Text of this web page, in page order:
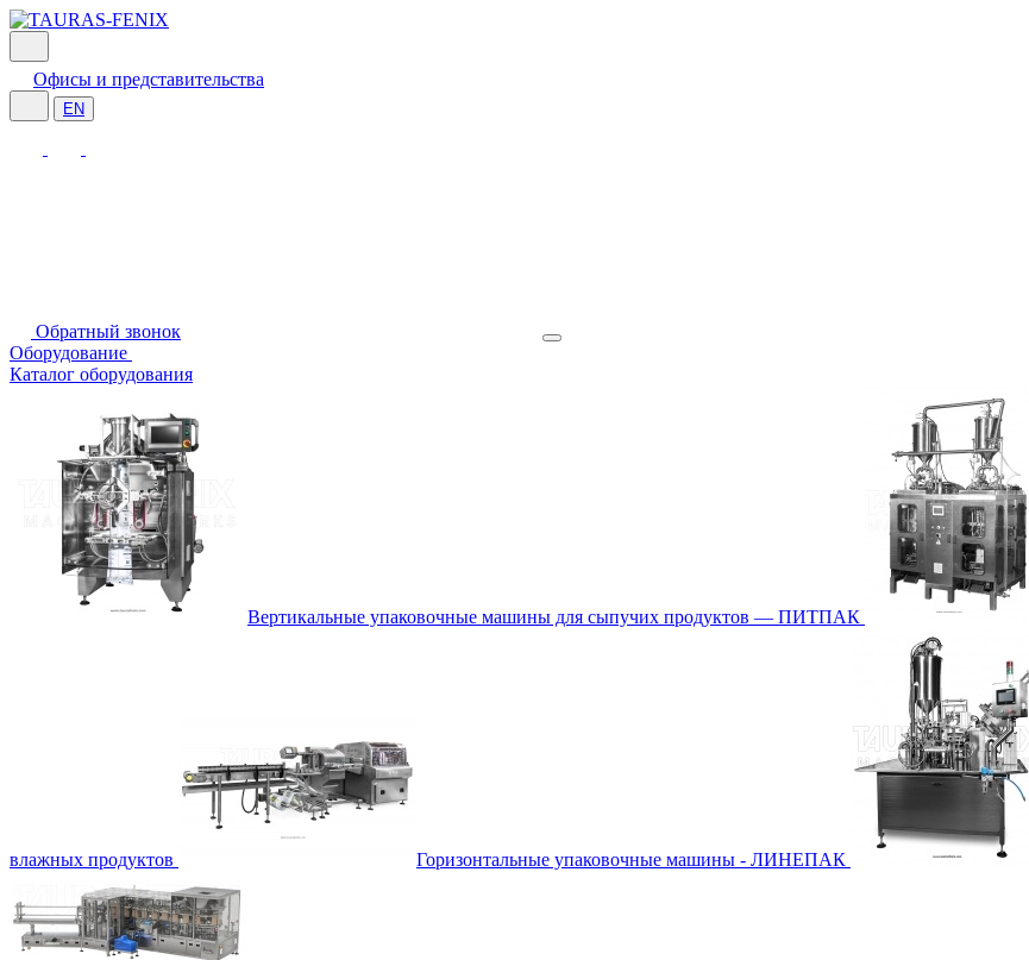
Офисы и представительства
EN
Обратный звонок
Оборудование
Каталог оборудования
Вертикальные упаковочные машины для сыпучих продуктов — ПИТПАК
влажных продуктов Горизонтальные упаковочные машины - ЛИНЕПАК